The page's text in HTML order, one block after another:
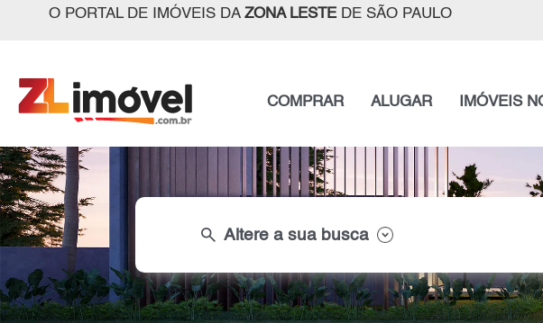
O PORTAL DE IMÓVEIS DA ZONA LESTEDE SÃO PAULO
COMPRAR ALUGAR IMÓVEIS
search Altere a sua busca